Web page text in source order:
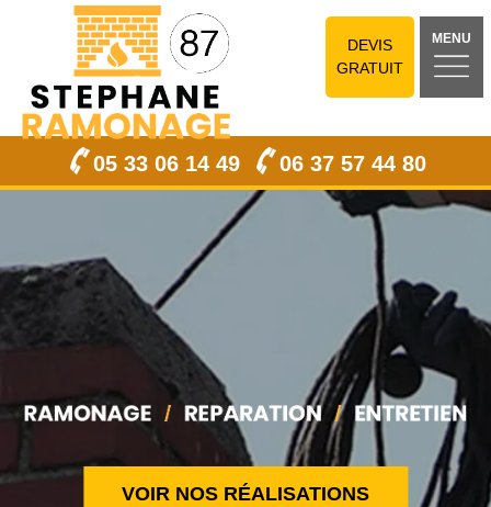
DEVIS
GRATUIT
MENU
05 33 06 14 49 06 37 57 44 80
VOIR NOS RÉALISATIONS